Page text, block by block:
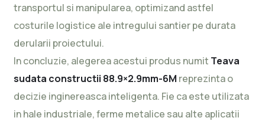
transportul si manipularea, optimizand astfel
costurile logistice ale intregului santier pe durata
derularii proiectului.
In concluzie, alegerea acestui produs numit Teava
sudata constructii 88.9×2.9mm-6M reprezinta o
decizie inginereasca inteligenta. Fie ca este utilizata
in hale industriale, ferme metalice sau alte aplicatii